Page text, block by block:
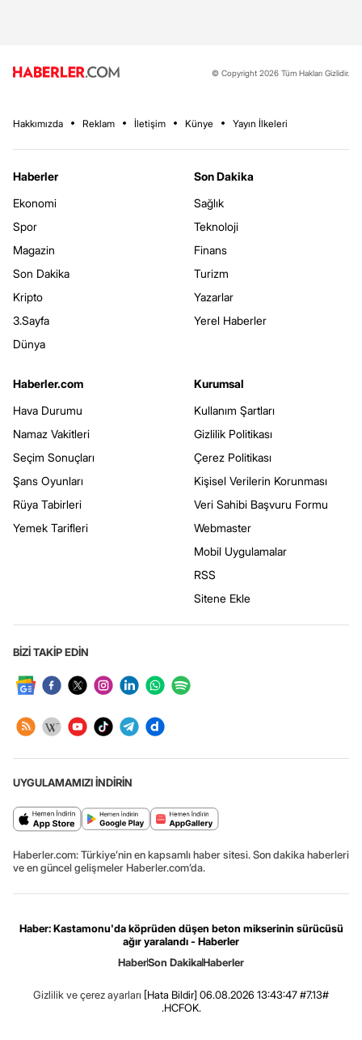
© Copyright 2026 Tüm Hakları Gizlidir.
Hakkımızda Reklam İletişim Künye Yayın İlkeleri
Haberler
Ekonomi
Spor
Magazin
Son Dakika
Kripto
3.Sayfa
Dünya
Son Dakika
Sağlık
Teknoloji
Finans
Turizm
Yazarlar
Yerel Haberler
Haberler.com
Hava Durumu
Namaz Vakitleri
Seçim Sonuçları
Şans Oyunları
Rüya Tabirleri
Yemek Tarifleri
Kurumsal
Kullanım Şartları
Gizlilik Politikası
Çerez Politikası
Kişisel Verilerin Korunması
Veri Sahibi Başvuru Formu
Webmaster
Mobil Uygulamalar
RSS
Sitene Ekle
BİZİ TAKİP EDİN
UYGULAMAMIZI İNDİRİN
Haberler.com: Türkiye’nin en kapsamlı haber sitesi. Son dakika haberleri
ve en güncel gelişmeler Haberler.com’da.
Haber: Kastamonu'da köprüden düşen beton mikserinin sürücüsü
ağır yaralandı - Haberler
HaberSon DakikaHaberler
Gizlilik ve çerez ayarları [Hata Bildir] 06.08.2026 13:43:47 #7.13#
.HCFOK.